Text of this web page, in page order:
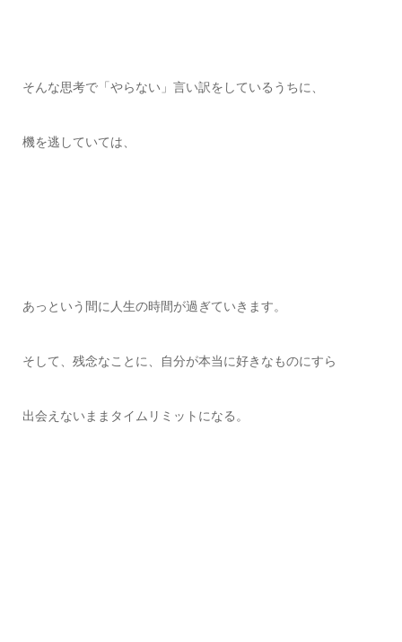
そんな思考で「やらない」言い訳をしているうちに、
機を逃していては、
あっという間に人生の時間が過ぎていきます。
そして、残念なことに、自分が本当に好きなものにすら
出会えないままタイムリミットになる。